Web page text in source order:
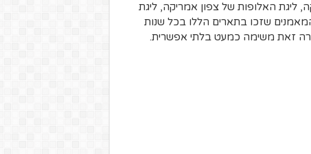
ליגת האלופות של צפון אמריקה, ליגת
שזכו בתארים הללו בכל שנות
זאת משימה כמעט בלתי אפשרית.